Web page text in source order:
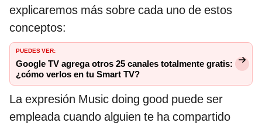
explicaremos más sobre cada uno de estos
conceptos:
PUEDES VER:
Google TV agrega otros 25 canales totalmente gratis:
¿cómo verlos en tu Smart TV?
La expresión Music doing good puede ser
empleada cuando alguien te ha compartido